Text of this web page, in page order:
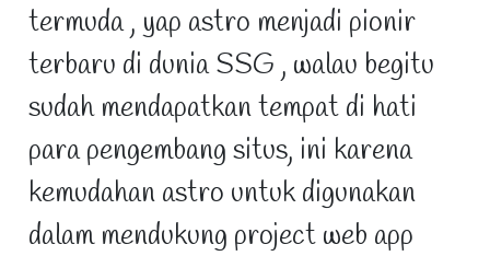
termuda , yap astro menjadi pionir
terbaru di dunia SSG , walau begitu
sudah mendapatkan tempat di hati
para pengembang situs, ini karena
kemudahan astro untuk digunakan
dalam mendukung project web app